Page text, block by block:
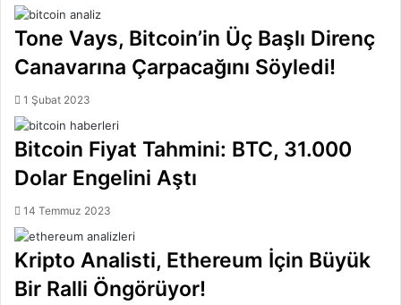
Tone Vays, Bitcoin’in Üç Başlı Direnç
Canavarına Çarpacağını Söyledi!
1 Şubat 2023
Bitcoin Fiyat Tahmini: BTC, 31.000
Dolar Engelini Aştı
14 Temmuz 2023
Kripto Analisti, Ethereum İçin Büyük
Bir Ralli Öngörüyor!